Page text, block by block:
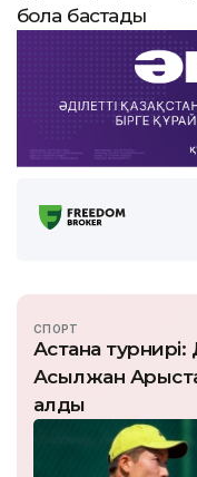
бола бастады
СПОРТ
Астана
Асылжан
алды